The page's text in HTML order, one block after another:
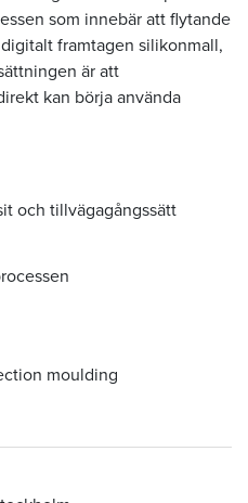
som innebär att flytande
framtagen silikonmall,
är att
kan börja använda
och tillvägagångssätt
moulding